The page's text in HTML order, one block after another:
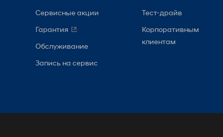
Сервисные акции
Гарантия
Обслуживание
Запись на сервис
Тест-драйв
Корпоративным
клиентам